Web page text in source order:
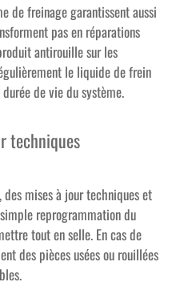
de freinage garantissent aussi
pas en réparations
antirouille sur les
le liquide de frein
de vie du système.
techniques
mises à jour techniques et
reprogrammation du
tout en selle. En cas de
des pièces usées ou rouillées